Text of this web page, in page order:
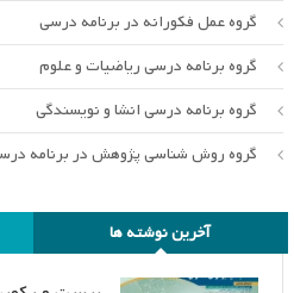
گروه عمل فکورانه در برنامه درسی
گروه برنامه درسی ریاضیات و علوم
گروه برنامه درسی انشا و نویسندگی
گروه روش شناسی پژوهش در برنامه
آخرین نوشته ها